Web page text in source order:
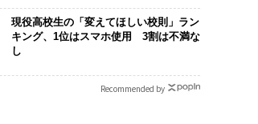
るか──WEOYモナコで
スパシオが描
現役高校生の「変えてほしい校則」ラン
キング、1位はスマホ使用 3割は不満な
し
Recommended by